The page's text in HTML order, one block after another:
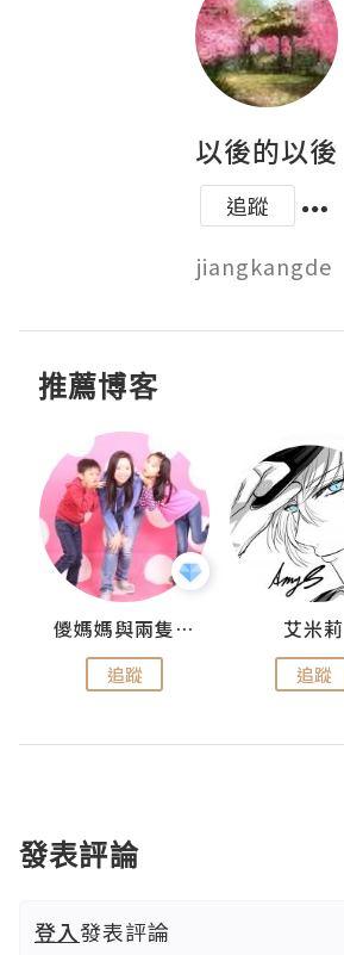
以後的以後
追蹤
jiangkangde
推薦博客
儍媽媽與兩隻小魔怪之家
追蹤
艾米莉
追蹤
發表評論
登入發表評論